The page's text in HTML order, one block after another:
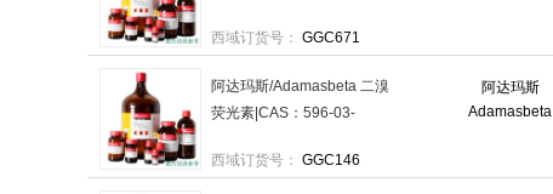
01153879 售卖规格：1瓶
西域订货号： GGC671
阿达玛斯
Adamasbeta
阿达玛斯/Adamasbeta 二溴
荧光素|CAS：596-03-
售卖规格：1瓶
西域订货号： GGC146